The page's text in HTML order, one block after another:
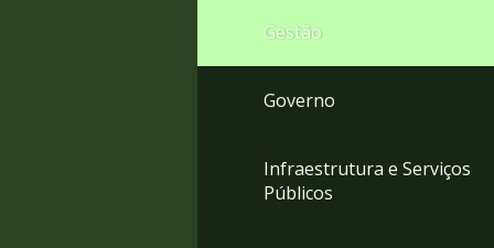
Gestão
Governo
Infraestrutura e Serviços
Públicos